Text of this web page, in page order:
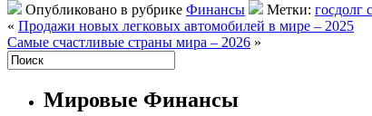
Опубликовано в рубрике Финансы Метки: госдолг
« Продажи новых легковых автомобилей в мире – 2025
Самые счастливые страны мира – 2026 »
Мировые Финансы